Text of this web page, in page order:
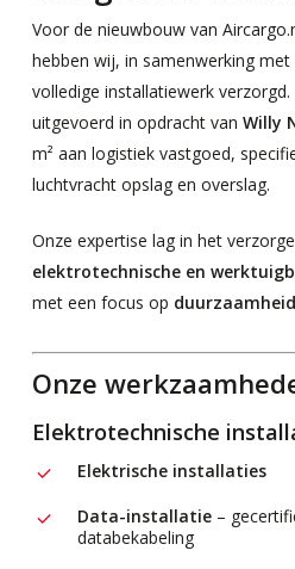
Voor de nieuwbouw van
hebben wij, in samenwerking
volledige installatiewerk
uitgevoerd in opdracht vanWilly
m² aan logistiek vastgoed,
luchtvracht opslag en overslag.
Onze expertise lag in het
elektrotechnische en
met een focus op
Onze
Elektrotechnische
Elektrische installaties
Data-installatie –
databekabeling